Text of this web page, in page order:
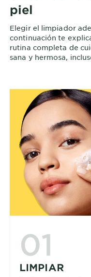
piel
Elegir el limpiador
continuación te
rutina completa de
sana y hermosa,
01
LIMPIAR